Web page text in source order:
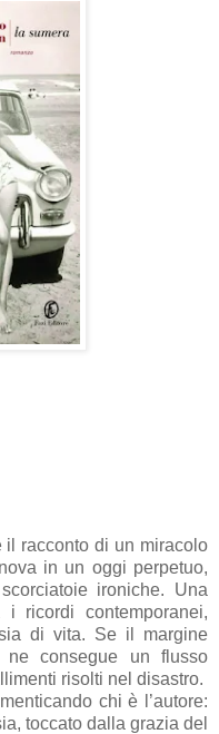
racconto di un miracolo
in un oggi perpetuo,
ironiche. Una
ricordi contemporanei,
di vita. Se il margine
consegue un flusso
risolti nel disastro.
chi è l’autore:
toccato dalla grazia del